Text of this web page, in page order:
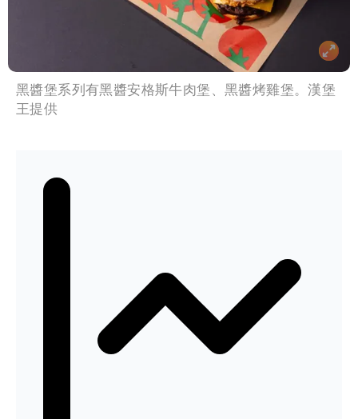
黑醬堡系列有黑醬安格斯牛肉堡、黑醬烤雞堡。漢堡
王提供